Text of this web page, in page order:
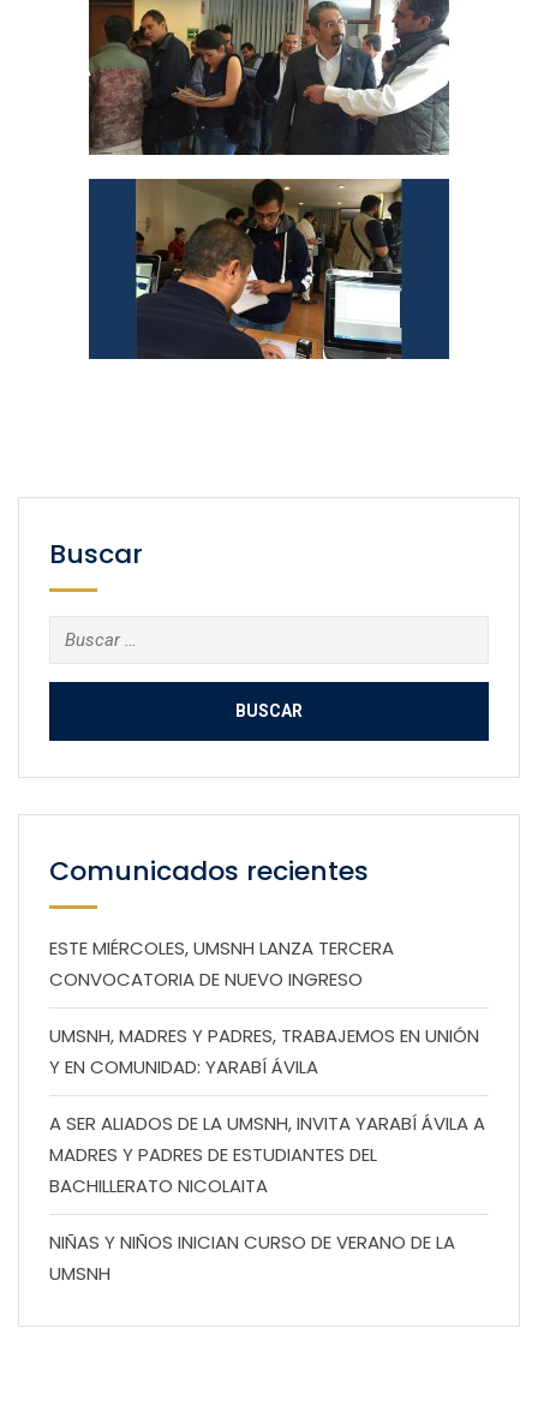
Buscar
Buscar:
Comunicados recientes
ESTE MIÉRCOLES, UMSNH LANZA TERCERA
CONVOCATORIA DE NUEVO INGRESO
UMSNH, MADRES Y PADRES, TRABAJEMOS EN UNIÓN
Y EN COMUNIDAD: YARABÍ ÁVILA
A SER ALIADOS DE LA UMSNH, INVITA YARABÍ ÁVILA A
MADRES Y PADRES DE ESTUDIANTES DEL
BACHILLERATO NICOLAITA
NIÑAS Y NIÑOS INICIAN CURSO DE VERANO DE LA
UMSNH